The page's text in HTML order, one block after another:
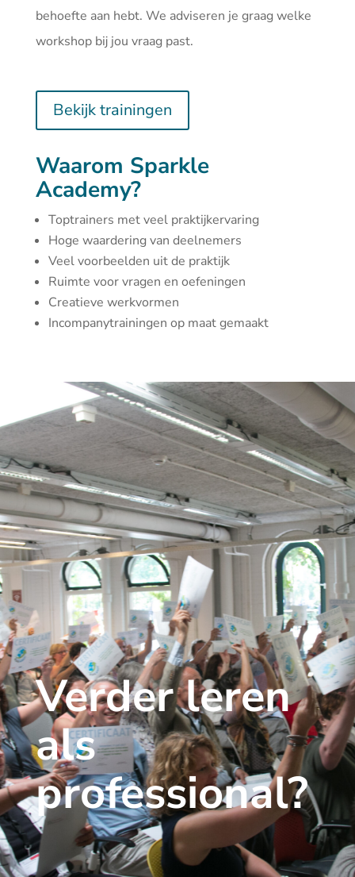
behoefte aan hebt. We adviseren je graag welke
workshop bij jou vraag past.
Bekijk trainingen
Waarom Sparkle
Academy?
Toptrainers met veel praktijkervaring
Hoge waardering van deelnemers
Veel voorbeelden uit de praktijk
Ruimte voor vragen en oefeningen
Creatieve werkvormen
Incompanytrainingen op maat gemaakt
Verder leren
als
professional?